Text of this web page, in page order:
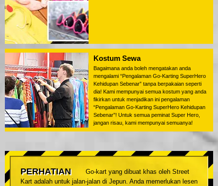
Kostum Sewa
Bagaimana anda boleh mengatakan anda
mengalami “Pengalaman Go-Karting SuperHero
Kehidupan Sebenar” tanpa berpakaian seperti
dia! Kami mempunyai semua kostum yang anda
fikirkan untuk menjadikan ini pengalaman
“Pengalaman Go-Karting SuperHero Kehidupan
Sebenar”! Untuk semua peminat Super Hero,
jangan risau, kami mempunyai semuanya!
PERHATIAN
Go-kart yang dibuat khas oleh Street
Kart adalah untuk jalan-jalan di Jepun. Anda memerlukan lesen